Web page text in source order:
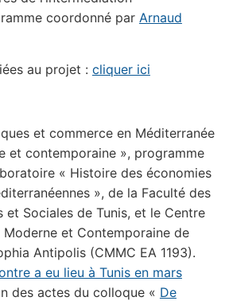
coordonné par Arnaud
au projet : cliquer ici
et commerce en Méditerranée
et contemporaine », programme
« Histoire des économies
», de la Faculté des
et Sociales de Tunis, et le Centre
et Contemporaine de
Antipolis (CMMC EA 1193).
a eu lieu à Tunis en mars
des actes du colloque « De